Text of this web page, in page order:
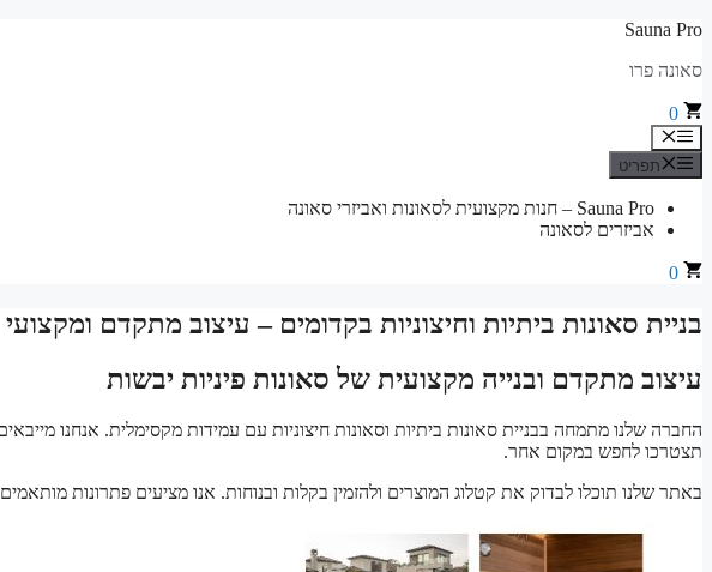
לדלג
Sauna Pro
סאונה פרו
0
תפריט
תפריט
Sauna Pro – חנות מקצועית לסאונות ואביזרי סאונה
אביזרים לסאונה
0
בניית סאונות ביתיות וחיצוניות בקדומים – עיצוב מתקדם ומקצועי
עיצוב מתקדם ובנייה מקצועית של סאונות פיניות יבשות
החברה שלנו מתמחה בבניית סאונות ביתיות וסאונות חיצוניות עם עמידות מקסימלית. אנחנו
תצטרכו לחפש במקום אחר.
באתר שלנו תוכלו לבדוק את קטלוג המוצרים ולהזמין בקלות ובנוחות. אנו מציעים פתרונות